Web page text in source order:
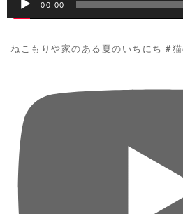
00:00
ねこもりや家のある夏のいちにち #